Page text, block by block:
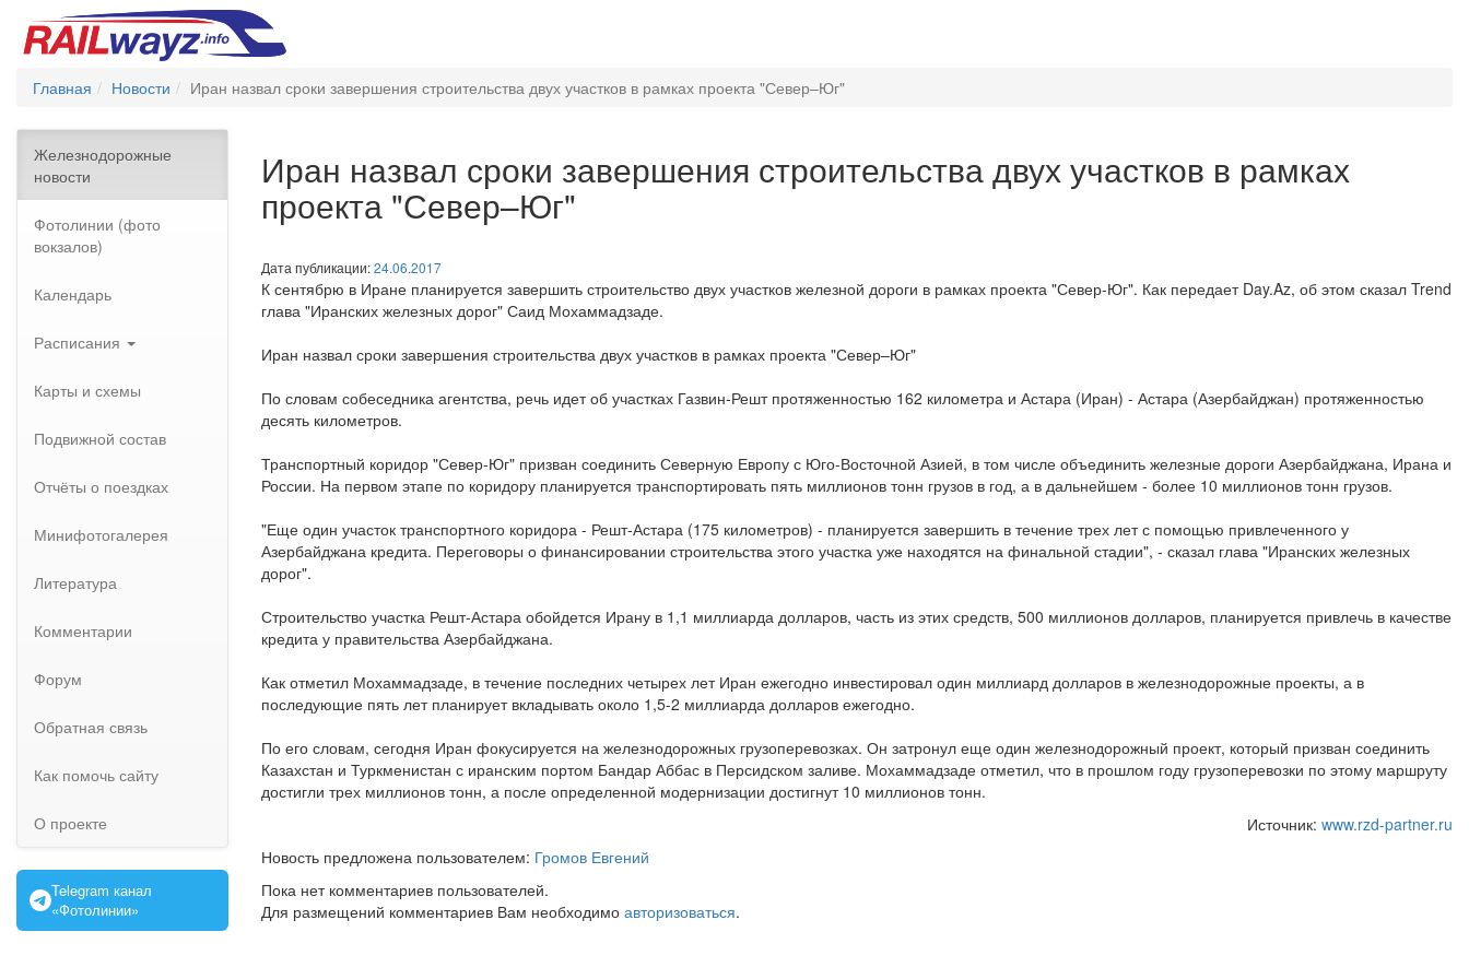
Главная Новости Иран назвал сроки завершения строительства двух участков в рамках проекта "Север–Юг"
Железнодорожные
новости
Фотолинии (фото
вокзалов)
Календарь
Расписания
Карты и схемы
Подвижной состав
Отчёты о поездках
Минифотогалерея
Литература
Комментарии
Форум
Обратная связь
Как помочь сайту
О проекте
Telegram канал
«Фотолинии»
Иран назвал сроки завершения строительства двух участков в рамках
проекта "Север–Юг"
Дата публикации:24.06.2017
К сентябрю в Иране планируется завершить строительство двух участков железной дороги в рамках проекта "Север-Юг". Как передает Day.Az, об этом сказал Trend
глава "Иранских железных дорог" Саид Мохаммадзаде.
Иран назвал сроки завершения строительства двух участков в рамках проекта "Север–Юг"
По словам собеседника агентства, речь идет об участках Газвин-Решт протяженностью 162 километра и Астара (Иран) - Астара (Азербайджан) протяженностью
десять километров.
Транспортный коридор "Север-Юг" призван соединить Северную Европу с Юго-Восточной Азией, в том числе объединить железные дороги Азербайджана, Ирана и
России. На первом этапе по коридору планируется транспортировать пять миллионов тонн грузов в год, а в дальнейшем - более 10 миллионов тонн грузов.
"Еще один участок транспортного коридора - Решт-Астара (175 километров) - планируется завершить в течение трех лет с помощью привлеченного у
Азербайджана кредита. Переговоры о финансировании строительства этого участка уже находятся на финальной стадии", - сказал глава "Иранских железных
дорог".
Строительство участка Решт-Астара обойдется Ирану в 1,1 миллиарда долларов, часть из этих средств, 500 миллионов долларов, планируется привлечь в качестве
кредита у правительства Азербайджана.
Как отметил Мохаммадзаде, в течение последних четырех лет Иран ежегодно инвестировал один миллиард долларов в железнодорожные проекты, а в
последующие пять лет планирует вкладывать около 1,5-2 миллиарда долларов ежегодно.
По его словам, сегодня Иран фокусируется на железнодорожных грузоперевозках. Он затронул еще один железнодорожный проект, который призван соединить
Казахстан и Туркменистан с иранским портом Бандар Аббас в Персидском заливе. Мохаммадзаде отметил, что в прошлом году грузоперевозки по этому маршруту
достигли трех миллионов тонн, а после определенной модернизации достигнут 10 миллионов тонн.
Источник: www.rzd-partner.ru
Новость предложена пользователем: Громов Евгений
Пока нет комментариев пользователей.
Для размещений комментариев Вам необходимо авторизоваться.